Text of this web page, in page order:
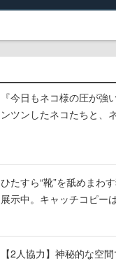
『今日もネコ様の圧が
ンツンしたネコたちと、
ひたすら“靴”を舐めまわ
展示中。キャッチコピー
【2人協力】神秘的な空